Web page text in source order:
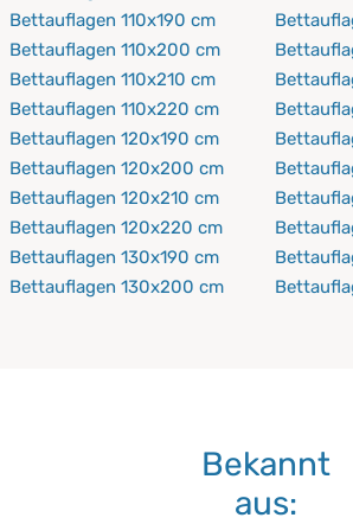
Bettauflagen 110x190 cm
Bettauflagen 110x200 cm
Bettauflagen 110x210 cm
Bettauflagen 110x220 cm
Bettauflagen 120x190 cm
Bettauflagen 120x200 cm
Bettauflagen 120x210 cm
Bettauflagen 120x220 cm
Bettauflagen 130x190 cm
Bettauflagen 130x200 cm
Bekannt
aus: